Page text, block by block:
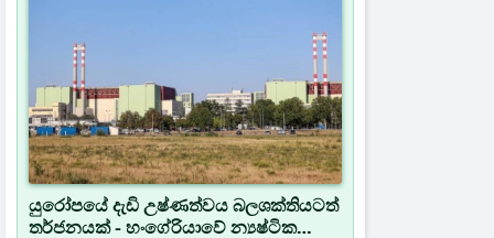
යුරෝපයේ දැඩි උෂ්ණත්වය බලශක්තියටත්
තර්ජනයක් - හංගේරියාවේ න්‍යෂ්ටික